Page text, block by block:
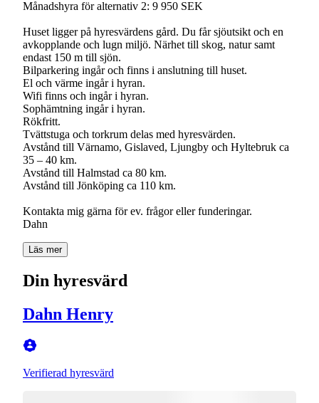
Månadshyra för alternativ 2: 9 950 SEK
Huset ligger på hyresvärdens gård. Du får sjöutsikt och en
avkopplande och lugn miljö. Närhet till skog, natur samt
endast 150 m till sjön.
Bilparkering ingår och finns i anslutning till huset.
El och värme ingår i hyran.
Wifi finns och ingår i hyran.
Sophämtning ingår i hyran.
Rökfritt.
Tvättstuga och torkrum delas med hyresvärden.
Avstånd till Värnamo, Gislaved, Ljungby och Hyltebruk ca
35 – 40 km.
Avstånd till Halmstad ca 80 km.
Avstånd till Jönköping ca 110 km.
Kontakta mig gärna för ev. frågor eller funderingar.
Dahn
Läs mer
Din hyresvärd
Dahn Henry
Verifierad hyresvärd